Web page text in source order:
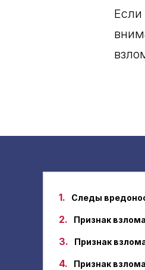
1. Следы
2. Признак
3. Признак
4. Признак